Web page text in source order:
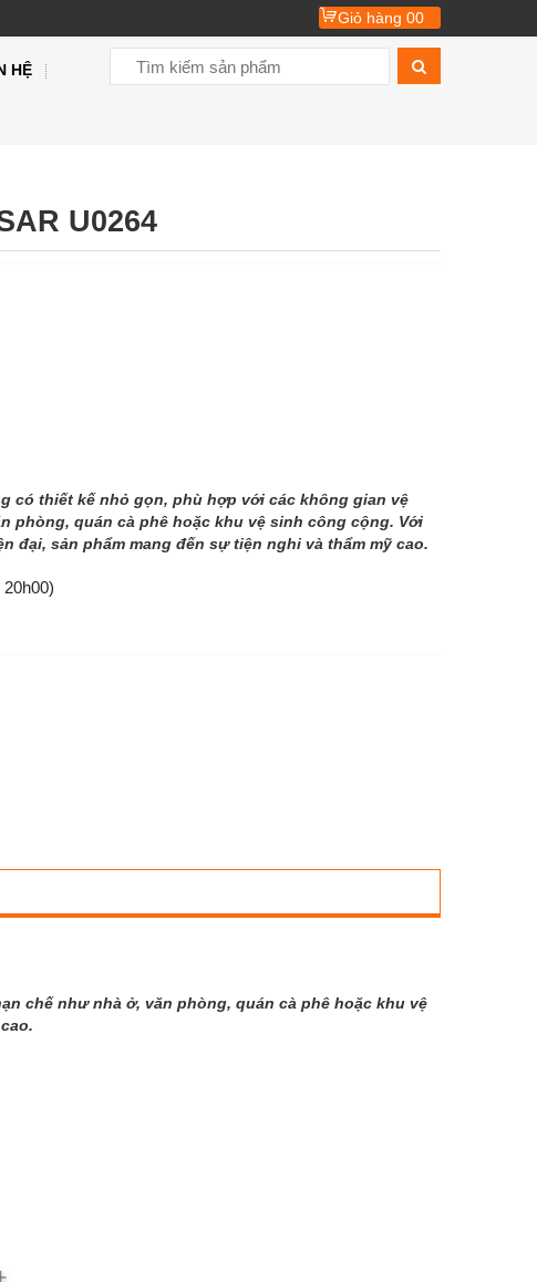
Giỏ hàng 00
HỆ
U0264
có thiết kế nhỏ gọn, phù hợp với các không gian vệ
phòng, quán cà phê hoặc khu vệ sinh công cộng. Với
đại, sản phẩm mang đến sự tiện nghi và thẩm mỹ cao.
chế như nhà ở, văn phòng, quán cà phê hoặc khu vệ